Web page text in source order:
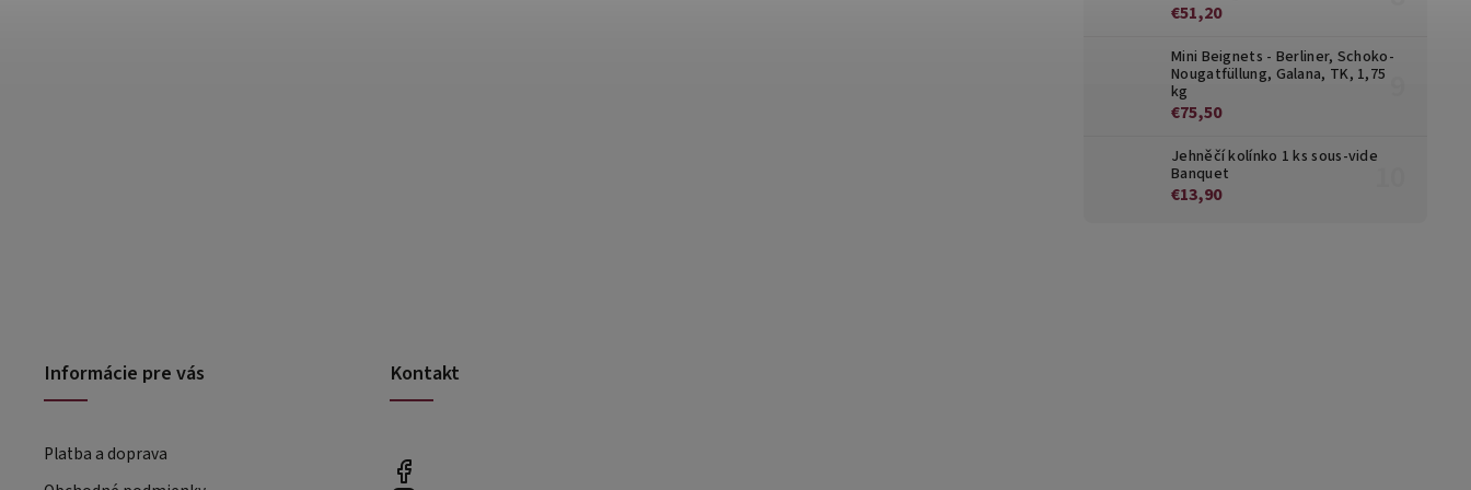
€51,20
Mini Beignets - Berliner, Schoko-
Nougatfüllung, Galana, TK, 1,75
kg
€75,50
Jehněčí kolínko 1 ks sous-vide
Banquet
€13,90
Informácie pre vás
Platba a doprava
Kontakt